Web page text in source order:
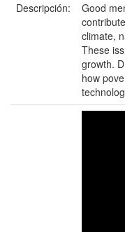
Descripción:
Good
climate,
These
growth.
how